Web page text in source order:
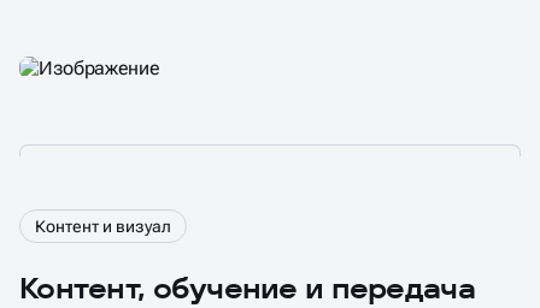
Контент и визуал
Контент, обучение и передача